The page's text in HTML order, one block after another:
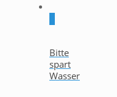
Bitte
spart
Wasser